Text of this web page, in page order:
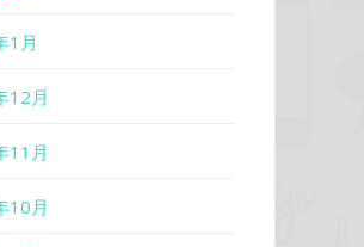
1月
12月
11月
10月